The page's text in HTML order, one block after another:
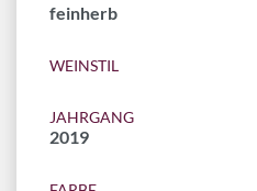
feinherb
WEINSTIL
JAHRGANG
2019